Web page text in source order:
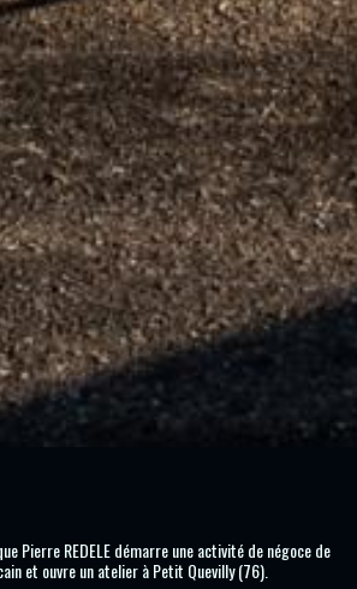
Pierre REDELE démarre une activité de négoce de
et ouvre un atelier à Petit Quevilly (76).